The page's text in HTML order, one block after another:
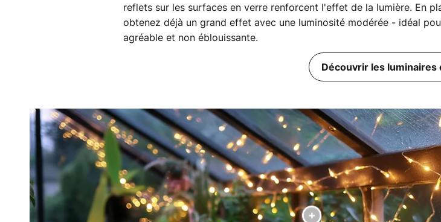
reflets sur les surfaces en verre renforcent l'effet de la lumière. En
obtenez déjà un grand effet avec une luminosité modérée - idéal
agréable et non éblouissante.
Découvrir les luminaires